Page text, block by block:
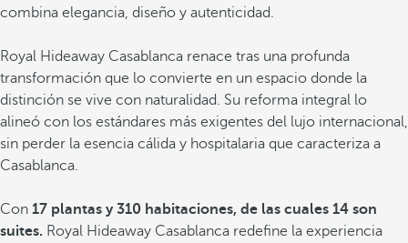
combina elegancia, diseño y autenticidad.
Royal Hideaway Casablanca renace tras una profunda
transformación que lo convierte en un espacio donde la
distinción se vive con naturalidad. Su reforma integral lo
alineó con los estándares más exigentes del lujo internacional,
sin perder la esencia cálida y hospitalaria que caracteriza a
Casablanca.
Con 17 plantas y 310 habitaciones, de las cuales 14 son
suites. Royal Hideaway Casablanca redefine la experiencia